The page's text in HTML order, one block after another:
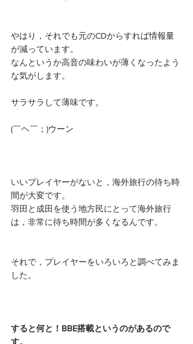
やはり，それでも元のCDからすれば情報量
が減っています。
なんというか高音の味わいが薄くなったよう
な気がします。
サラサラして薄味です。
(￣ヘ￣；)ウーン
いいプレイヤーがないと，海外旅行の待ち時
間が大変です。
羽田と成田を使う地方民にとって海外旅行
は，非常に待ち時間が多くなるんです。
それで，プレイヤーをいろいろと調べてみま
した。
すると何と！BBE搭載というのがあるので
す。